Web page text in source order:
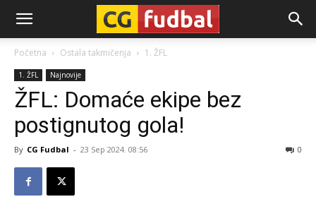
CG-
Fudbal
Početna Ostala takmičenja 1. ŽFL
1. ŽFL Najnovije
ŽFL: Domaće ekipe bez
postignutog gola!
By CG Fudbal - 23 Sep 2024. 08:56 0